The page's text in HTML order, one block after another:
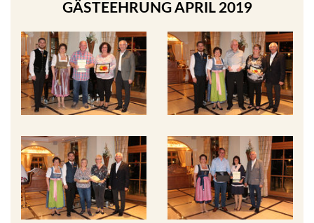
GÄSTEEHRUNG APRIL 2019